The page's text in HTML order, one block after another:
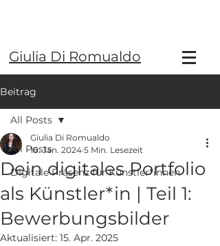
Giulia Di Romualdo
Beitrag
All Posts
Digitale Präsenz für Künstler*innen
All Posts
Dein digitales Portfolio
als Künstler*in | Teil 1:
Bewerbungsbilder
Giulia Di Romualdo
18. Jan. 2024 5 Min. Lesezeit
Aktualisiert: 15. Apr. 2025